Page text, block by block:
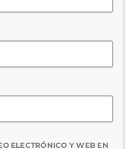
ELECTRÓNICO Y WEB EN